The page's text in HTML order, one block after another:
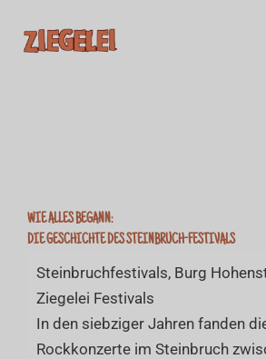
Inhalt
WIE ALLES BEGANN:
DIE GESCHICHTE DES STEINBRUCH-FESTIVALS
Steinbruchfestivals, Burg
Ziegelei Festivals
In den siebziger Jahren fanden
Rockkonzerte im Steinbruch